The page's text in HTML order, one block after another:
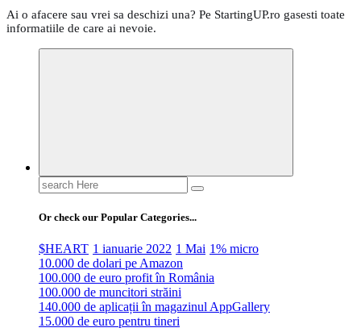
Ai o afacere sau vrei sa deschizi una? Pe StartingUP.ro gasesti toate
informatiile de care ai nevoie.
Search
for:
Or check our Popular Categories...
$HEART 1 ianuarie 2022 1 Mai 1% micro
10.000 de dolari pe Amazon
100.000 de euro profit în România
100.000 de muncitori străini
140.000 de aplicații în magazinul AppGallery
15.000 de euro pentru tineri